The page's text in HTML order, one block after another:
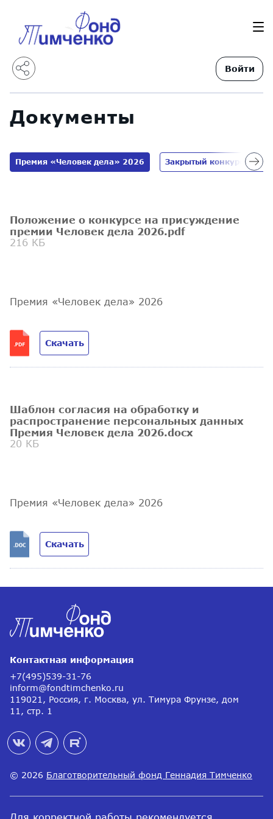
Войти
Документы
Премия «Человек дела» 2026 Закрытый конкурс
Положение о конкурсе на присуждение
премии Человек дела 2026.pdf
216 КБ
Премия «Человек дела» 2026
Скачать
Шаблон согласия на обработку и
распространение персональных данных
Премия Человек дела 2026.docx
20 КБ
Премия «Человек дела» 2026
Скачать
Контактная информация
+7(495)539-31-76
inform@fondtimchenko.ru
119021, Россия, г. Москва, ул. Тимура Фрунзе, дом
11, стр. 1
© 2026 Благотворительный фонд Геннадия Тимченко